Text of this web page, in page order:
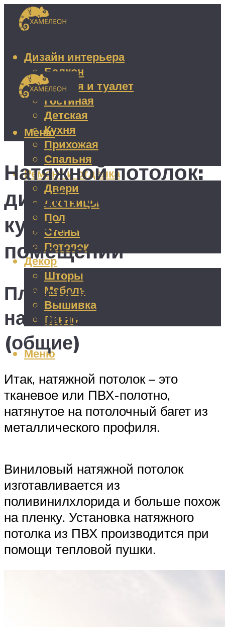
Дизайн интерьера
Балкон
Ванная и туалет
Гостиная
Детская
Кухня
Прихожая
Спальня
Ремонт и отделка
Двери
Лестницы
Пол
Стены
Потолок
Декор
Шторы
Мебель
Вышивка
Панно
Меню
Меню
Натяжной потолок:
дизайн освещения в
кухонном
помещении
Плюсы и минусы
натяжных потолков
(общие)
Итак, натяжной потолок – это
тканевое или ПВХ-полотно,
натянутое на потолочный багет из
металлического профиля.
Виниловый натяжной потолок
изготавливается из
поливинилхлорида и больше похож
на пленку. Установка натяжного
потолка из ПВХ производится при
помощи тепловой пушки.